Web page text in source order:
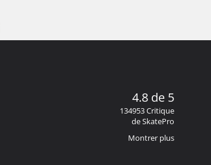
4.8 de 5
134953 Critique
de SkatePro
Montrer plus